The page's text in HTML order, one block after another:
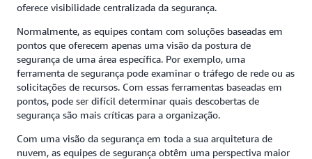
oferece visibilidade centralizada da segurança.
Normalmente, as equipes contam com soluções baseadas em
pontos que oferecem apenas uma visão da postura de
segurança de uma área específica. Por exemplo, uma
ferramenta de segurança pode examinar o tráfego de rede ou as
solicitações de recursos. Com essas ferramentas baseadas em
pontos, pode ser difícil determinar quais descobertas de
segurança são mais críticas para a organização.
Com uma visão da segurança em toda a sua arquitetura de
nuvem, as equipes de segurança obtêm uma perspectiva maior